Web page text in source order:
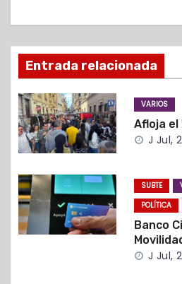
i
ó
n
d
e
e
n
t
Entrada relacionada
VARIOS
Afloja el
J Jul,
SUBTE
POLÍTICA
Banco
J Jul,